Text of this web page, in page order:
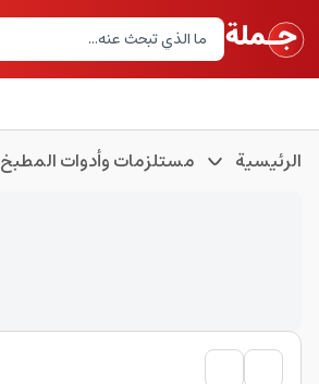
الرئيسية مستلزمات وأدوات المطبخ